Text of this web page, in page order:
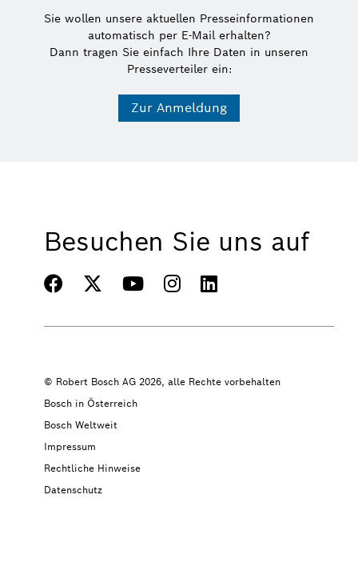
Sie wollen unsere aktuellen Presseinformationen
automatisch per E-Mail erhalten?
Dann tragen Sie einfach Ihre Daten in unseren
Presseverteiler ein:
Zur Anmeldung
Besuchen Sie uns auf
© Robert Bosch AG 2026, alle Rechte vorbehalten
Bosch in Österreich
Bosch Weltweit
Impressum
Rechtliche Hinweise
Datenschutz